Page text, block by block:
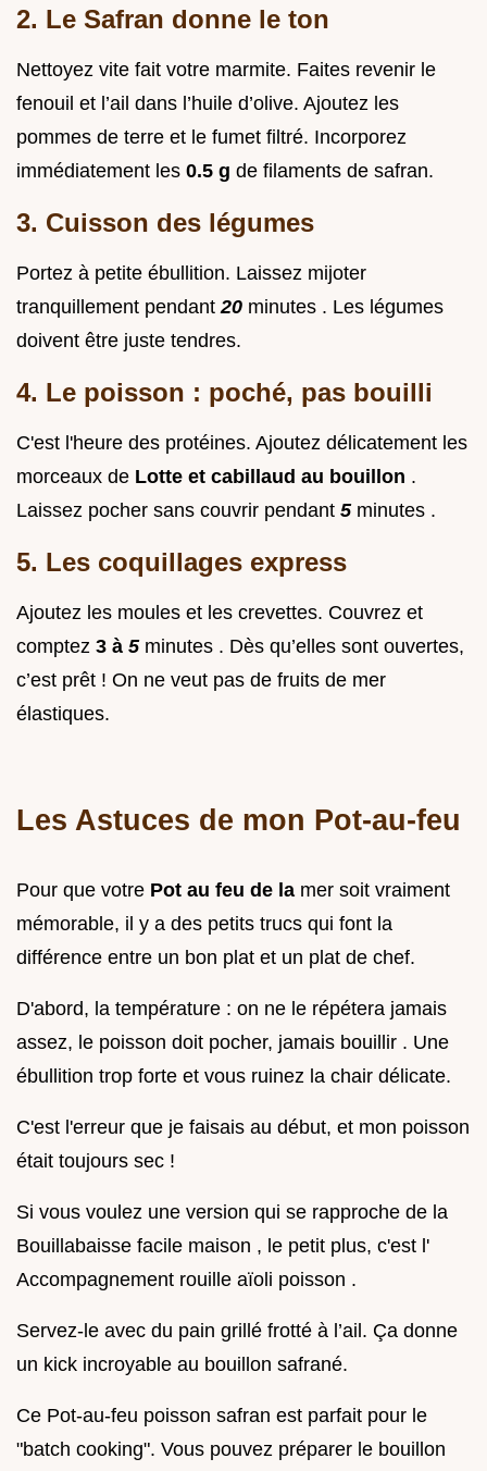
2. Le Safran donne le ton
Nettoyez vite fait votre marmite. Faites revenir le
fenouil et l’ail dans l’huile d’olive. Ajoutez les
pommes de terre et le fumet filtré. Incorporez
immédiatement les 0.5 g de filaments de safran.
3. Cuisson des légumes
Portez à petite ébullition. Laissez mijoter
tranquillement pendant20 minutes . Les légumes
doivent être juste tendres.
4. Le poisson : poché, pas bouilli
C'est l'heure des protéines. Ajoutez délicatement les
morceaux de Lotte et cabillaud au bouillon .
Laissez pocher sans couvrir pendant 5 minutes .
5. Les coquillages express
Ajoutez les moules et les crevettes. Couvrez et
comptez 3 à 5 minutes . Dès qu’elles sont ouvertes,
c’est prêt ! On ne veut pas de fruits de mer
élastiques.
Les Astuces de mon Pot-au-feu
Pour que votre Pot au feu de la mer soit vraiment
mémorable, il y a des petits trucs qui font la
différence entre un bon plat et un plat de chef.
D'abord, la température : on ne le répétera jamais
assez, le poisson doit pocher, jamais bouillir . Une
ébullition trop forte et vous ruinez la chair délicate.
C'est l'erreur que je faisais au début, et mon poisson
était toujours sec !
Si vous voulez une version qui se rapproche de la
Bouillabaisse facile maison , le petit plus, c'est l'
Accompagnement rouille aïoli poisson .
Servez-le avec du pain grillé frotté à l’ail. Ça donne
un kick incroyable au bouillon safrané.
Ce Pot-au-feu poisson safran est parfait pour le
"batch cooking". Vous pouvez préparer le bouillon